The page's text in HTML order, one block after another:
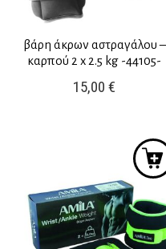
βάρη άκρων αστραγάλου –
καρπού 2 x 2.5 kg -44105-
15,00€